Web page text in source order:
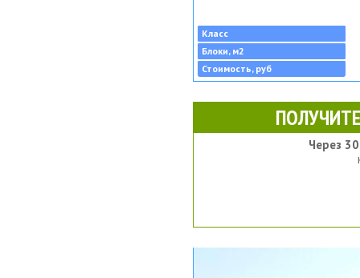
Класс
Блоки, м2
Стоимость, руб
Через